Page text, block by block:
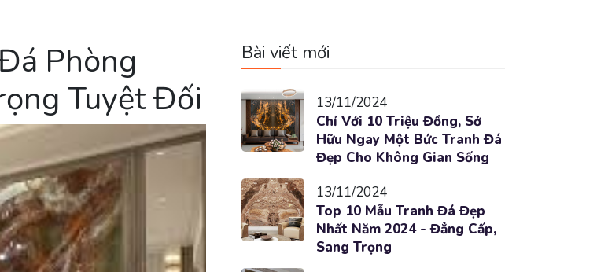
Phòng
Tuyệt Đối
Bài viết mới
13/11/2024
Chỉ Với 10 Triệu Đồng, Sở
Hữu Ngay Một Bức Tranh Đá
Đẹp Cho Không Gian Sống
13/11/2024
Top 10 Mẫu Tranh Đá Đẹp
Nhất Năm 2024 - Đẳng Cấp,
Sang Trọng